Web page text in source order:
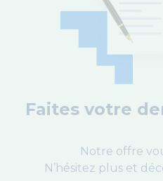
Faites votre
Notre offre
N’hésitez plus et